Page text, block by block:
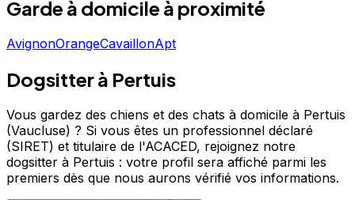
Garde à domicile à proximité
AvignonOrangeCavaillonApt
Dogsitter à Pertuis
Vous gardez des chiens et des chats à domicile à Pertuis
(Vaucluse) ? Si vous êtes un professionnel déclaré
(SIRET) et titulaire de l'ACACED, rejoignez notre
dogsitter à Pertuis : votre profil sera affiché parmi les
premiers dès que nous aurons vérifié vos informations.